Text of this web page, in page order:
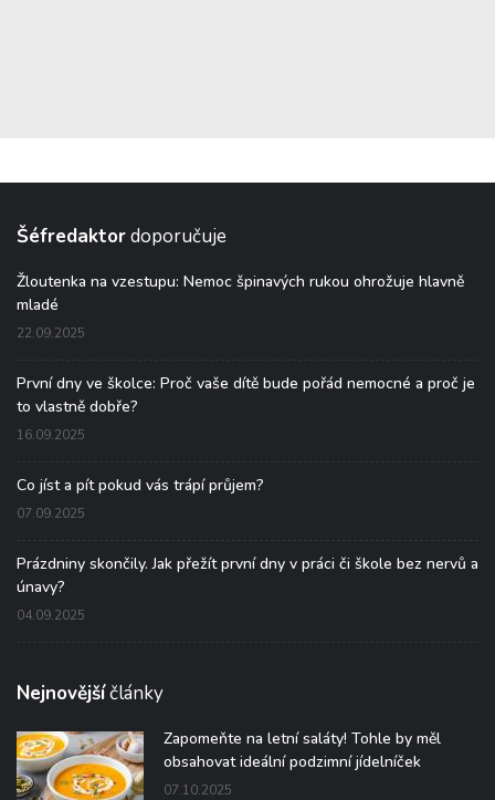
Šéfredaktordoporučuje
Žloutenka na vzestupu: Nemoc špinavých rukou ohrožuje hlavně
mladé
22.09.2025
První dny ve školce: Proč vaše dítě bude pořád nemocné a proč je
to vlastně dobře?
16.09.2025
Co jíst a pít pokud vás trápí průjem?
07.09.2025
Prázdniny skončily. Jak přežít první dny v práci či škole bez nervů a
únavy?
04.09.2025
Nejnovějšíčlánky
Zapomeňte na letní saláty! Tohle by měl
obsahovat ideální podzimní jídelníček
07.10.2025